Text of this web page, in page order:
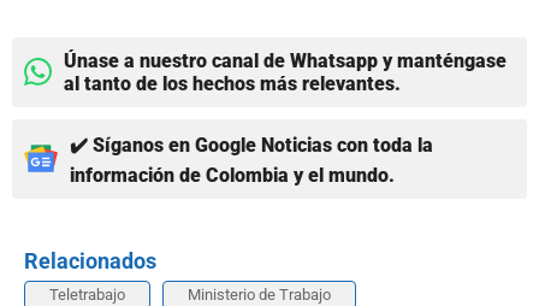
Únase a nuestro canal de Whatsapp y manténgase
al tanto de los hechos más relevantes.
✔️ Síganos en Google Noticias con toda la
información de Colombia y el mundo.
Relacionados
Teletrabajo Ministerio de Trabajo